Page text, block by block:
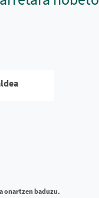
onartzen baduzu.